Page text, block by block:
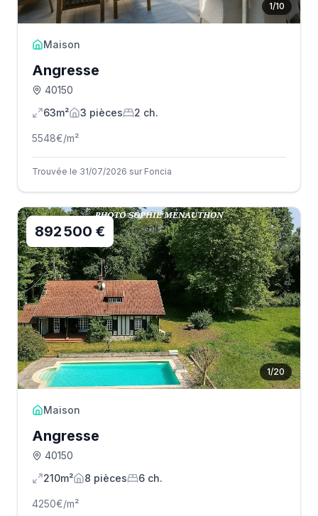
1/10
Maison
Angresse
40150
63m²
3 pièces 2 ch.
5548€/m²
Trouvée le 31/07/2026 sur Foncia
1/20
892 500 €
Maison
Angresse
40150
210m²
8 pièces 6 ch.
4250€/m²